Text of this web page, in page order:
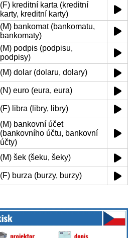
(F) kreditní karta (kreditní
karty, kreditní karty)
(M) bankomat (bankomatu,
bankomaty)
(M) podpis (podpisu,
podpisy)
(M) dolar (dolaru, dolary)
(N) euro (eura, eura)
(F) libra (libry, libry)
(M) bankovní účet
(bankovního účtu, bankovní
účty)
(M) šek (šeku, šeky)
(F) burza (burzy, burzy)